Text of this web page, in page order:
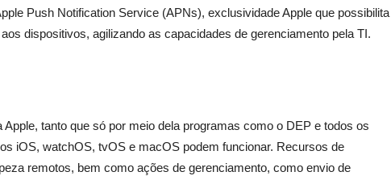
Push Notification Service (APNs), exclusividade Apple que possibilita
dispositivos, agilizando as capacidades de gerenciamento pela TI.
tanto que só por meio dela programas como o DEP e todos os
iOS, watchOS, tvOS e macOS podem funcionar. Recursos de
remotos, bem como ações de gerenciamento, como envio de